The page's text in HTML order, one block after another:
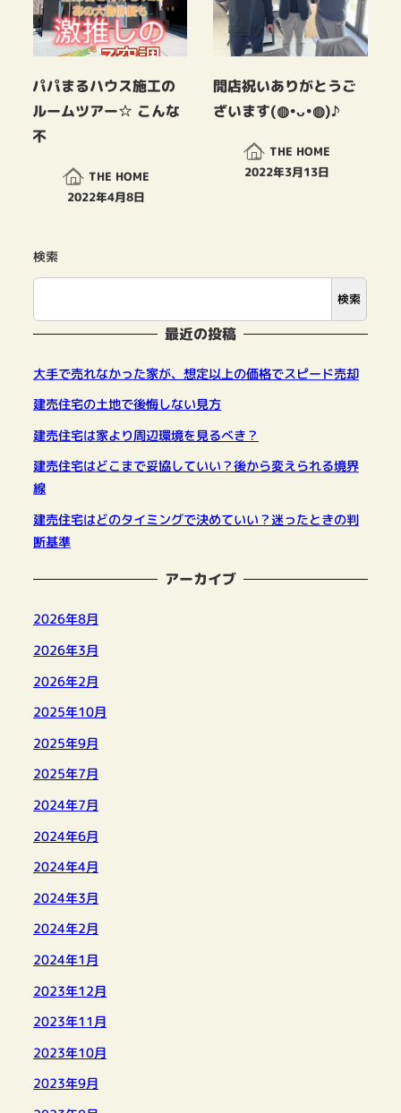
パパまるハウス施工の
ルームツアー☆ こんな
不
THE HOME
投稿日
2022年4月8日
開店祝いありがとうご
ざいます(◍•ᴗ•◍)♪
THE HOME
投稿日
2022年3月13日
検索
検索
最近の投稿
大手で売れなかった家が、想定以上の価格でスピード売却
建売住宅の土地で後悔しない見方
建売住宅は家より周辺環境を見るべき？
建売住宅はどこまで妥協していい？後から変えられる境界
線
建売住宅はどのタイミングで決めていい？迷ったときの判
断基準
アーカイブ
2026年8月
2026年3月
2026年2月
2025年10月
2025年9月
2025年7月
2024年7月
2024年6月
2024年4月
2024年3月
2024年2月
2024年1月
2023年12月
2023年11月
2023年10月
2023年9月